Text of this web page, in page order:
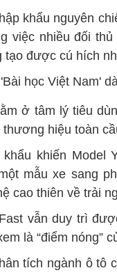
khẩu nguyên
việc nhiều đối
tạo được cú hích
ở tâm lý tiêu
hiệu toàn
khiến Model
mẫu xe sang
cao thiên về trải
vẫn duy trì
là “điểm nóng”
tích ngành ô tô